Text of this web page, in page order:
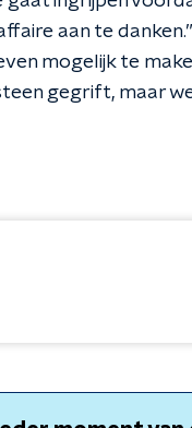
aan te
mogelijk te
gegrift, maar